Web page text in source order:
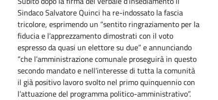
Sindaco Salvatore Quinci ha re-indossato la fascia
tricolore, esprimendo un “sentito ringraziamento per la
fiducia e l’apprezzamento dimostrati con il voto
espresso da quasi un elettore su due” e annunciando
“che l’amministrazione comunale proseguirà in questo
secondo mandato e nell’interesse di tutta la comunità
il già positivo lavoro svolto nel primo quinquennio con
l’attuazione del programma politico-amministrativo”.